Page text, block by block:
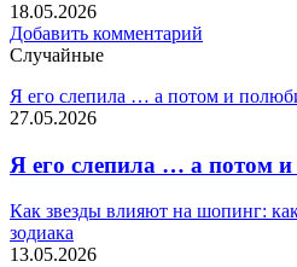
18.05.2026
Добавить комментарий
Случайные
Я его слепила … а потом и
27.05.2026
Я его слепила … а потом
Как звезды влияют на шопинг:
зодиака
13.05.2026